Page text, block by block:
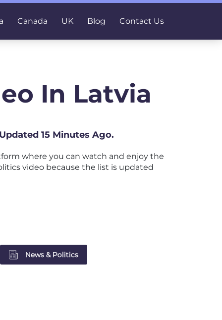
Canada UK Blog Contact Us
In Latvia
15 Minutes Ago.
where you can watch and enjoy the
video because the list is updated
News & Politics